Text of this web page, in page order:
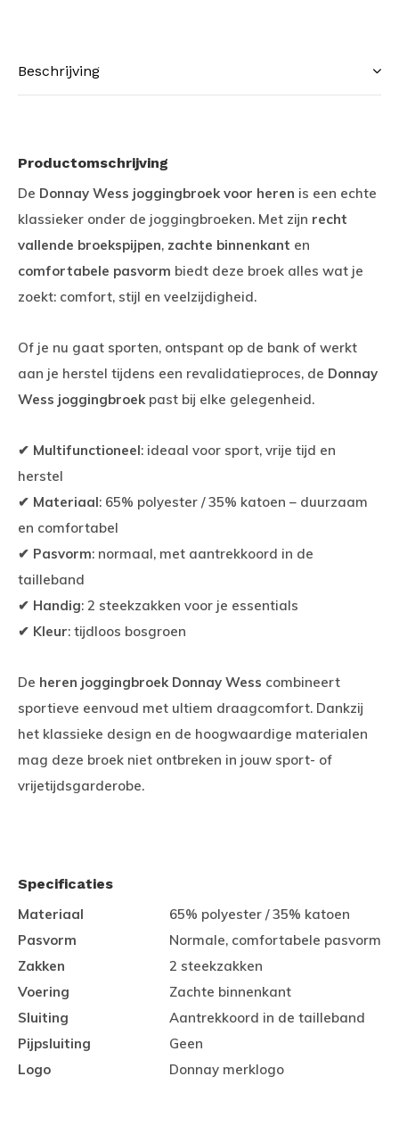
Beschrijving
Productomschrijving
De Donnay Wess joggingbroek voor heren is een echte
klassieker onder de joggingbroeken. Met zijn recht
vallende broekspijpen, zachte binnenkant en
comfortabele pasvorm biedt deze broek alles wat je
zoekt: comfort, stijl en veelzijdigheid.
Of je nu gaat sporten, ontspant op de bank of werkt
aan je herstel tijdens een revalidatieproces, de Donnay
Wess joggingbroekpast bij elke gelegenheid.
✔ Multifunctioneel: ideaal voor sport, vrije tijd en
herstel
✔ Materiaal: 65% polyester / 35% katoen – duurzaam
en comfortabel
✔ Pasvorm: normaal, met aantrekkoord in de
tailleband
✔ Handig: 2 steekzakken voor je essentials
✔ Kleur: tijdloos bosgroen
De heren joggingbroek Donnay Wess combineert
sportieve eenvoud met ultiem draagcomfort. Dankzij
het klassieke design en de hoogwaardige materialen
mag deze broek niet ontbreken in jouw sport- of
vrijetijdsgarderobe.
Specificaties
Materiaal
65% polyester / 35% katoen
Pasvorm
Normale, comfortabele pasvorm
Zakken
2 steekzakken
Voering
Zachte binnenkant
Sluiting
Aantrekkoord in de tailleband
Pijpsluiting
Geen
Logo
Donnay merklogo